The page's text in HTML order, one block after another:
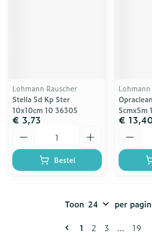
Lohmann Rauscher
Stella 5d Kp Ster
10x10cm 10 36305
€ 3,73
Bestel
5cmx5m
€
Pagina's
U lees momenteel
1 Pagina
2 Pagina
3 ... 19
Toon per